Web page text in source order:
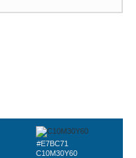
#E7BC71
C10M30Y60